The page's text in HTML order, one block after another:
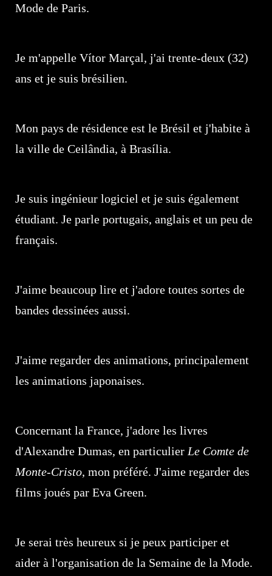
Mode de Paris.
Je m'appelle Vítor Marçal, j'ai trente-deux (32)
ans et je suis brésilien.
Mon pays de résidence est le Brésil et j'habite à
la ville de Ceilândia, à Brasília.
Je suis ingénieur logiciel et je suis également
étudiant. Je parle portugais, anglais et un peu de
français.
J'aime beaucoup lire et j'adore toutes sortes de
bandes dessinées aussi.
J'aime regarder des animations, principalement
les animations japonaises.
Concernant la France, j'adore les livres
d'Alexandre Dumas, en particulier Le Comte de
Monte-Cristo, mon préféré. J'aime regarder des
films joués par Eva Green.
Je serai très heureux si je peux participer et
aider à l'organisation de la Semaine de la Mode.